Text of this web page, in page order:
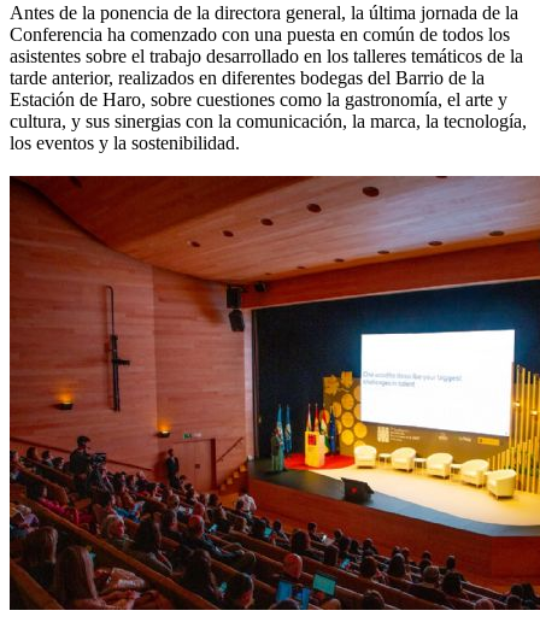
Antes de la ponencia de la directora general, la última jornada de la
Conferencia ha comenzado con una puesta en común de todos los
asistentes sobre el trabajo desarrollado en los talleres temáticos de la
tarde anterior, realizados en diferentes bodegas del Barrio de la
Estación de Haro, sobre cuestiones como la gastronomía, el arte y
cultura, y sus sinergias con la comunicación, la marca, la tecnología,
los eventos y la sostenibilidad.